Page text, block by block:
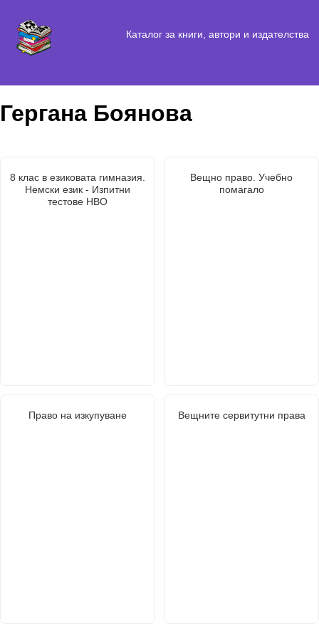
Каталог за книги, автори и издателства
Гергана Боянова
8 клас в езиковата гимназия.
Немски език - Изпитни
тестове НВО
Вещно право. Учебно
помагало
Право на изкупуване Вещните сервитутни права